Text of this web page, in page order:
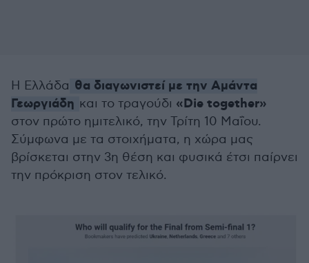
Η Ελλάδα θα διαγωνιστεί με την Αμάντα
Γεωργιάδη και το τραγούδι «Die together»
στον πρώτο ημιτελικό, την Τρίτη 10 Μαΐου.
Σύμφωνα με τα στοιχήματα, η χώρα μας
βρίσκεται στην 3η θέση και φυσικά έτσι παίρνει
την πρόκριση στον τελικό.